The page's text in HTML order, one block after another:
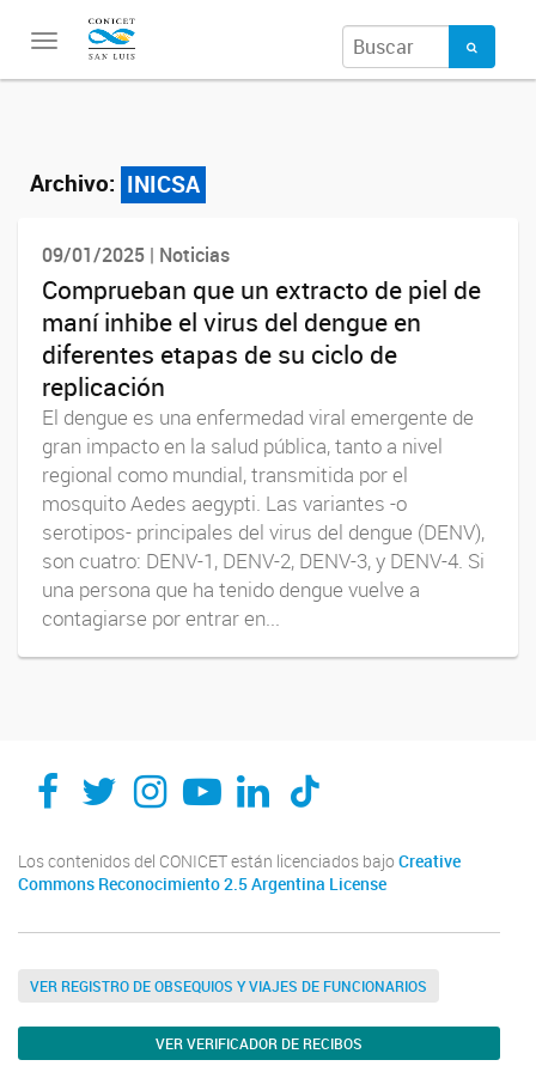
Toggle
Archivo: INICSA
09/01/2025 | Noticias
Comprueban que un extracto de piel de
maní inhibe el virus del dengue en
diferentes etapas de su ciclo de
replicación
El dengue es una enfermedad viral emergente de
gran impacto en la salud pública, tanto a nivel
regional como mundial, transmitida por el
mosquito Aedes aegypti. Las variantes -o
serotipos- principales del virus del dengue (DENV),
son cuatro: DENV-1, DENV-2, DENV-3, y DENV-4. Si
una persona que ha tenido dengue vuelve a
contagiarse por entrar en...
Los contenidos del CONICET están licenciados bajo Creative
Commons Reconocimiento 2.5 Argentina License
VER REGISTRO DE OBSEQUIOS Y VIAJES DE FUNCIONARIOS
VER VERIFICADOR DE RECIBOS